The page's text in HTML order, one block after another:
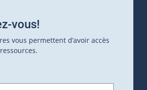
vous!
vous permettent d’avoir accès